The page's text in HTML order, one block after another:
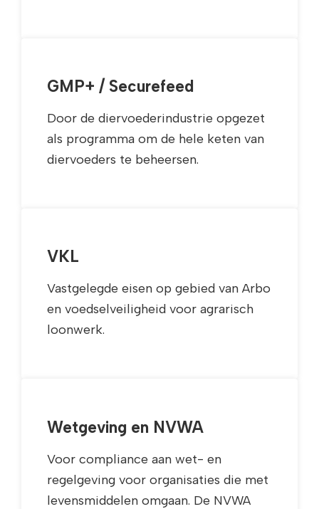
GMP+ / Securefeed
Door de diervoederindustrie opgezet
als programma om de hele keten van
diervoeders te beheersen.
VKL
Vastgelegde eisen op gebied van Arbo
en voedselveiligheid voor agrarisch
loonwerk.
Wetgeving en NVWA
Voor compliance aan wet- en
regelgeving voor organisaties die met
levensmiddelen omgaan. De NVWA